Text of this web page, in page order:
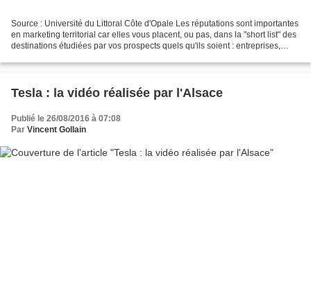
Source : Université du Littoral Côte d'Opale Les réputations sont importantes
en marketing territorial car elles vous placent, ou pas, dans la "short list" des
destinations étudiées par vos prospects quels qu'ils soient : entreprises,
Tesla : la vidéo réalisée par l'Alsace
Publié le 26/08/2016 à 07:08
Par Vincent Gollain